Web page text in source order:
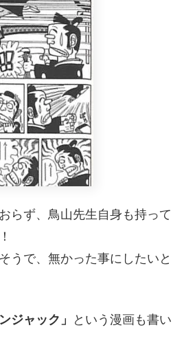
らず、鳥山先生自身も持って
うで、無かった事にしたいと
ジャック」
という漫画も書い